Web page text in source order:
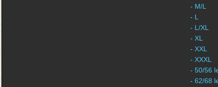
- M/L
- L
- L/XL
- XL
- XXL
- XXXL
- 50/56
- 62/68